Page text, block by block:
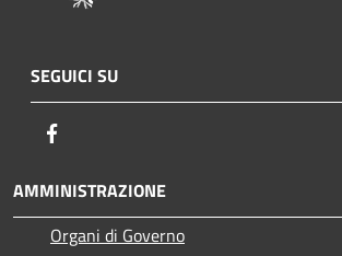
SEGUICI SU
AMMINISTRAZIONE
Organi di Governo